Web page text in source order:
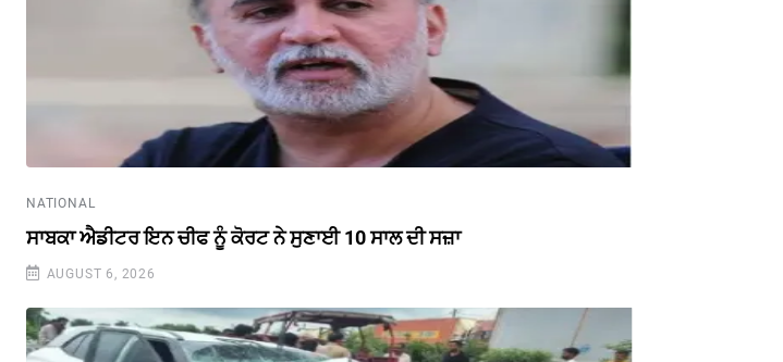
NATIONAL
ਸਾਬਕਾ ਐਡੀਟਰ ਇਨ ਚੀਫ ਨੂੰ ਕੋਰਟ ਨੇ ਸੁਣਾਈ 10 ਸਾਲ ਦੀ ਸਜ਼ਾ
AUGUST 6, 2026